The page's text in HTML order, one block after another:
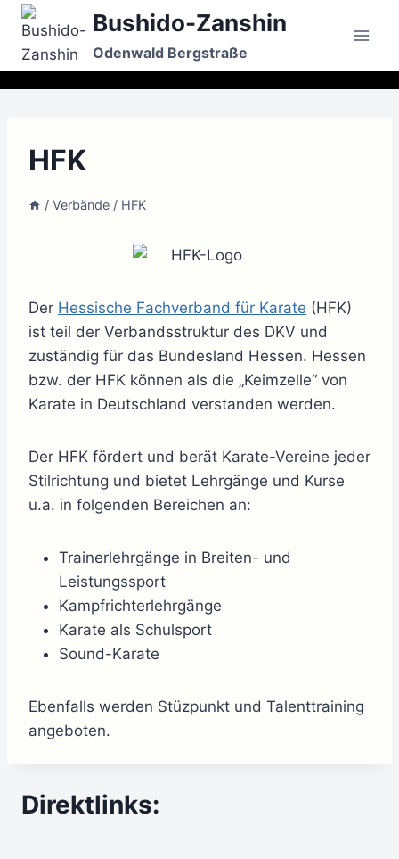
Zum
Inhalt
springen
Bushido-Zanshin
Odenwald Bergstraße
HFK
/ Verbände / HFK
Der Hessische Fachverband für Karate (HFK)
ist teil der Verbandsstruktur des DKV und
zuständig für das Bundesland Hessen. Hessen
bzw. der HFK können als die „Keimzelle“ von
Karate in Deutschland verstanden werden.
Der HFK fördert und berät Karate-Vereine jeder
Stilrichtung und bietet Lehrgänge und Kurse
u.a. in folgenden Bereichen an:
Trainerlehrgänge in Breiten- und
Leistungssport
Kampfrichterlehrgänge
Karate als Schulsport
Sound-Karate
Ebenfalls werden Stüzpunkt und Talenttraining
angeboten.
Direktlinks: